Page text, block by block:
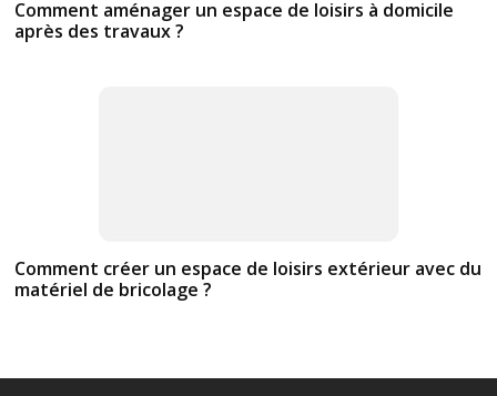
Comment aménager un espace de loisirs à domicile
après des travaux ?
Comment créer un espace de loisirs extérieur avec du
matériel de bricolage ?